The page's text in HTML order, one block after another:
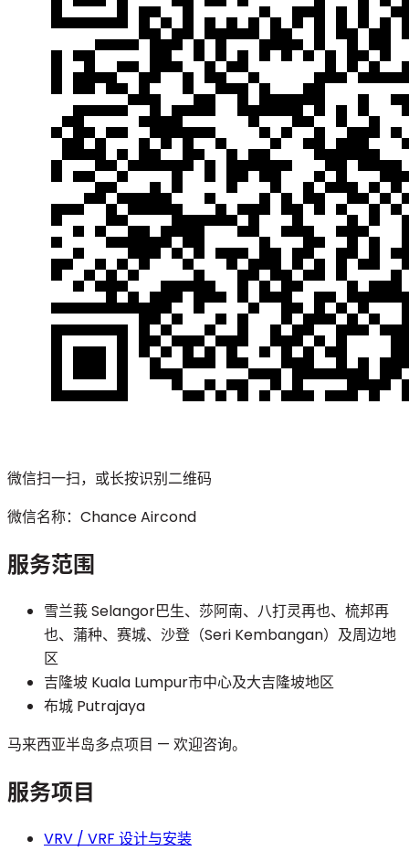
微信扫一扫，或长按识别二维码
微信名称： Chance Aircond
服务范围
雪兰莪 Selangor巴生、莎阿南、八打灵再也、梳邦再
也、蒲种、赛城、沙登（Seri Kembangan）及周边地
区
吉隆坡 Kuala Lumpur市中心及大吉隆坡地区
布城 Putrajaya
马来西亚半岛多点项目 — 欢迎咨询。
服务项目
VRV / VRF 设计与安装